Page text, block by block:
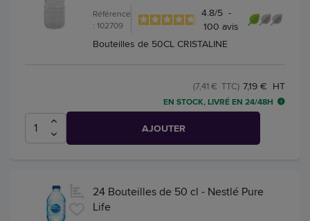
Référence
: 102709
4.8/5 -
100 avis
Bouteilles de 50CL CRISTALINE
7,19 € HT
(7,41 € TTC)
EN STOCK, LIVRÉ EN 24/48H
AJOUTER
24 Bouteilles de 50 cl - Nestlé Pure
Life